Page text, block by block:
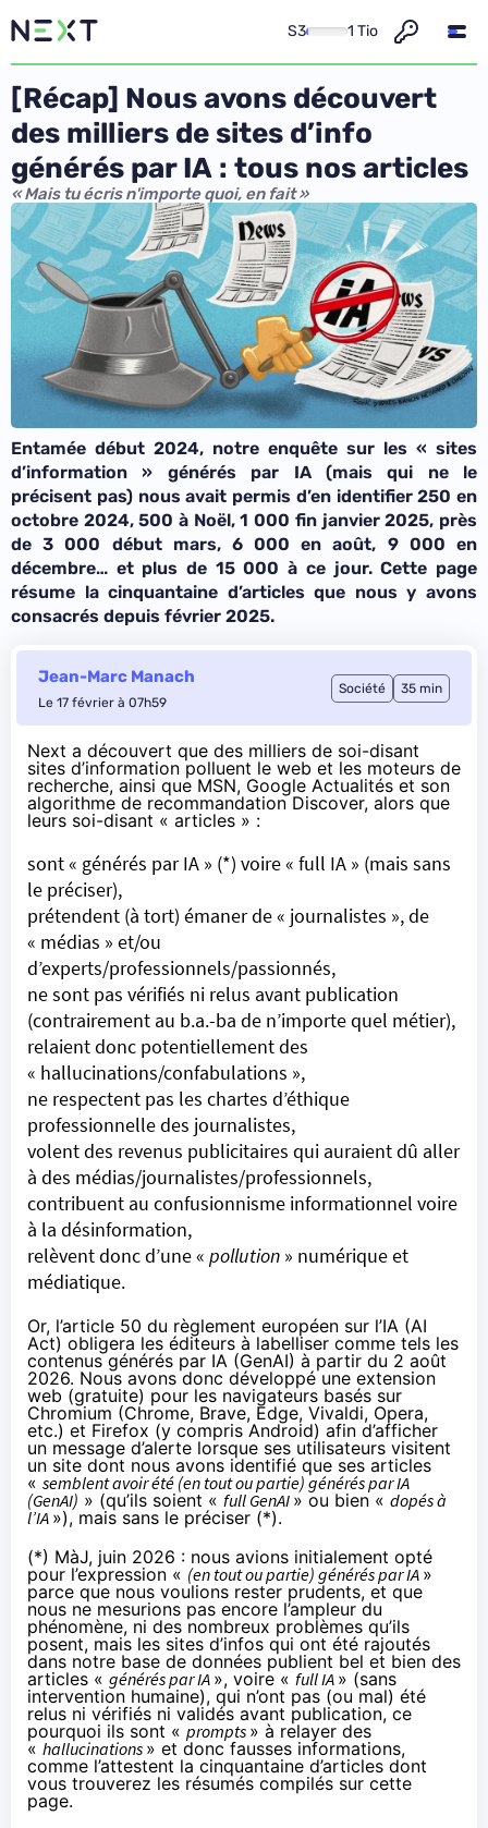
S3 1 Tio
[Récap] Nous avons découvert
des milliers de sites d’info
générés par IA : tous nos articles
« Mais tu écris n'importe quoi, en fait »
Entamée début 2024, notre enquête sur les « sites
d’information » générés par IA (mais qui ne le
précisent pas) nous avait permis d’en identifier 250 en
octobre 2024, 500 à Noël, 1 000 fin janvier 2025, près
de 3 000 début mars, 6 000 en août, 9 000 en
décembre… et plus de 15 000 à ce jour. Cette page
résume la cinquantaine d’articles que nous y avons
consacrés depuis février 2025.
Jean-Marc Manach
Le 17 février à 07h59
Société 35 min
Next a découvert que des milliers de soi-disant
sites d’information polluent le web et les moteurs de
recherche, ainsi que MSN, Google Actualités et son
algorithme de recommandation Discover, alors que
leurs soi-disant « articles » :
sont « générés par IA » (*) voire « full IA » (mais sans
le préciser),
prétendent (à tort) émaner de « journalistes », de
« médias » et/ou
d’experts/professionnels/passionnés,
ne sont pas vérifiés ni relus avant publication
(contrairement au b.a.-ba de n’importe quel métier),
relaient donc potentiellement des
« hallucinations/confabulations »,
ne respectent pas les chartes d’éthique
professionnelle des journalistes,
volent des revenus publicitaires qui auraient dû aller
à des médias/journalistes/professionnels,
contribuent au confusionnisme informationnel voire
à la désinformation,
relèvent donc d’une « pollution » numérique et
médiatique.
Or, l’article 50 du règlement européen sur l’IA (AI
Act) obligera les éditeurs à labelliser comme tels les
contenus générés par IA (GenAI) à partir du 2 août
2026. Nous avons donc développé une extension
web (gratuite) pour les navigateurs basés sur
Chromium (Chrome, Brave, Edge, Vivaldi, Opera,
etc.) et Firefox (y compris Android) afin d’afficher
un message d’alerte lorsque ses utilisateurs visitent
un site dont nous avons identifié que ses articles
« semblent avoir été (en tout ou partie) générés par IA
(GenAI) » (qu’ils soient « full GenAI » ou bien « dopés à
l’IA »), mais sans le préciser (*).
(*) MàJ, juin 2026 : nous avions initialement opté
pour l’expression « (en tout ou partie) générés par IA »
parce que nous voulions rester prudents, et que
nous ne mesurions pas encore l’ampleur du
phénomène, ni des nombreux problèmes qu’ils
posent, mais les sites d’infos qui ont été rajoutés
dans notre base de données publient bel et bien des
articles « générés par IA », voire « full IA » (sans
intervention humaine), qui n’ont pas (ou mal) été
relus ni vérifiés ni validés avant publication, ce
pourquoi ils sont « prompts » à relayer des
« hallucinations » et donc fausses informations,
comme l’attestent la cinquantaine d’articles dont
vous trouverez les résumés compilés sur cette
page.